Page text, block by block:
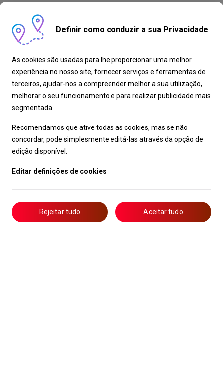
Definir como conduzir a sua Privacidade
As cookies são usadas para lhe proporcionar uma melhor
experiência no nosso site, fornecer serviços e ferramentas de
terceiros, ajudar-nos a compreender melhor a sua utilização,
melhorar o seu funcionamento e para realizar publicidade mais
segmentada.
Recomendamos que ative todas as cookies, mas se não
concordar, pode simplesmente editá-las através da opção de
edição disponível.
Editar definições de cookies
Rejeitar tudo Aceitar tudo